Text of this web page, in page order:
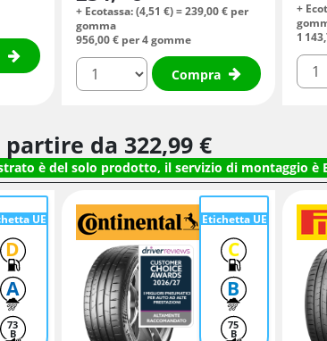
+ Ecotassa: (4,51 €) =239,00€ per
gomma
956,00€ per 4 gomme
quantità
Compra
+
1 143,
partire da 322,99 €
è del solo prodotto, il servizio di montaggio è
UE
D
A
73
B
Etichetta UE
C
B
75
B